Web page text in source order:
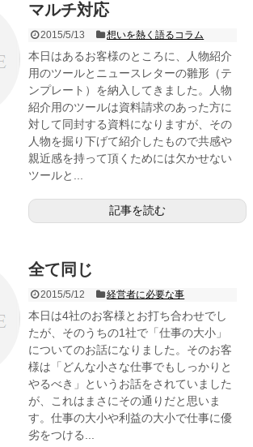
マルチ対応
2015/5/13 想いを熱く語るコラム
本日はあるお客様のところに、人物紹介
用のツールとニュースレターの雛形（テ
ンプレート）を納入してきました。人物
紹介用のツールは資料請求のあった方に
対して同封する資料になりますが、その
人物を掘り下げて紹介したもので共感や
親近感を持って頂くためには欠かせない
ツールと...
記事を読む
全て同じ
2015/5/12 経営者に必要な事
本日は4社のお客様とお打ち合わせでし
たが、そのうちの1社で「仕事の大小」
についてのお話になりました。そのお客
様は「どんな小さな仕事でもしっかりと
やるべき」というお話をされていました
が、これはまさにその通りだと思いま
す。仕事の大小や利益の大小で仕事に優
劣をつける...